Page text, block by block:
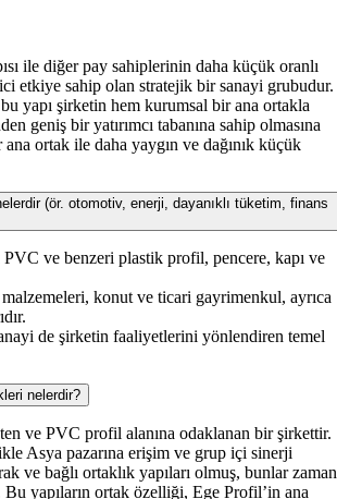
ile diğer pay sahiplerinin daha küçük oranlı
etkiye sahip olan stratejik bir sanayi grubudur.
yapı şirketin hem kurumsal bir ana ortakla
geniş bir yatırımcı tabanına sahip olmasına
ortak ile daha yaygın ve dağınık küçük
(ör. otomotiv, enerji, dayanıklı tüketim, finans
ve benzeri plastik profil, pencere, kapı ve
konut ve ticari gayrimenkul, ayrıca
de şirketin faaliyetlerini yönlendiren temel
nelerdir?
ve PVC profil alanına odaklanan bir şirkettir.
Asya pazarına erişim ve grup içi sinerji
ve bağlı ortaklık yapıları olmuş, bunlar zaman
yapıların ortak özelliği, Ege Profil’in ana